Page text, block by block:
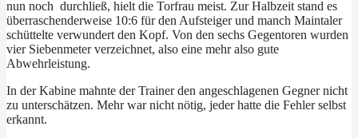
nun noch durchließ, hielt die Torfrau meist. Zur Halbzeit stand es
überraschenderweise 10:6 für den Aufsteiger und manch Maintaler
schüttelte verwundert den Kopf. Von den sechs Gegentoren wurden
vier Siebenmeter verzeichnet, also eine mehr also gute
Abwehrleistung.
In der Kabine mahnte der Trainer den angeschlagenen Gegner nicht
zu unterschätzen. Mehr war nicht nötig, jeder hatte die Fehler selbst
erkannt.